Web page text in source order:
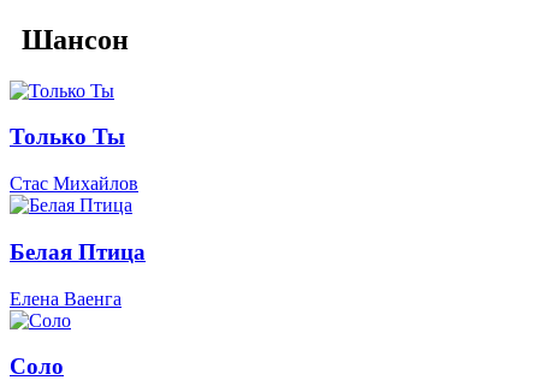
Шансон
Только Ты
Стас Михайлов
Белая Птица
Елена Ваенга
Соло